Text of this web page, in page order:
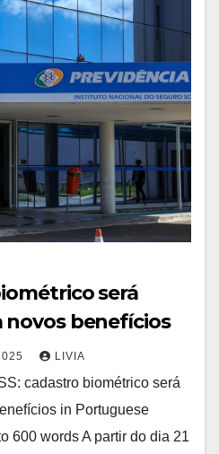
será
benefícios
LIVIA
cadastro biométrico será
in Portuguese
600 words A partir do dia 21